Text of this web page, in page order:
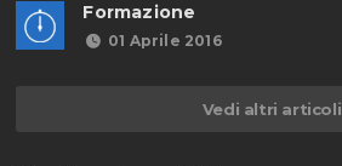
Formazione
01 Aprile 2016
Vedi altri articoli